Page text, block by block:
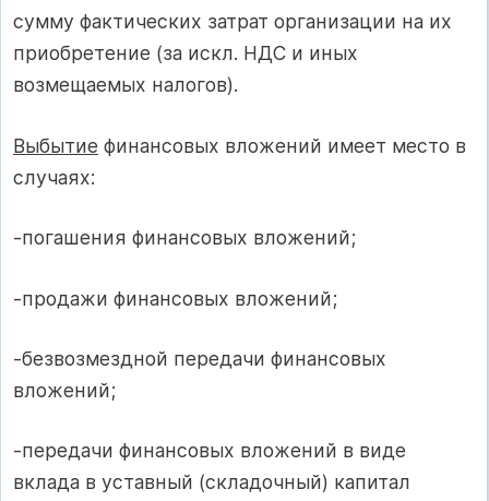
сумму фактических затрат организации на их
приобретение (за искл. НДС и иных
возмещаемых налогов).
Выбытие финансовых вложений имеет место в
случаях:
-погашения финансовых вложений;
-продажи финансовых вложений;
-безвозмездной передачи финансовых
вложений;
-передачи финансовых вложений в виде
вклада в уставный (складочный) капитал